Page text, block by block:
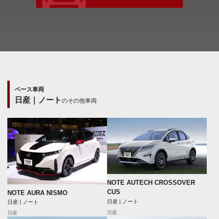
ベース車両
日産｜ノート のその他車両
NOTE AURA NISMO
日産 | ノート
日産
NOTE AUTECH CROSSOVER
CUS
日産 | ノート
日産